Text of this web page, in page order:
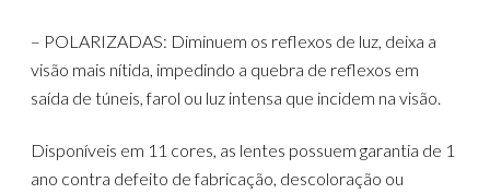
– POLARIZADAS: Diminuem os reflexos de luz, deixa a
visão mais nítida, impedindo a quebra de reflexos em
saída de túneis, farol ou luz intensa que incidem na visão.
Disponíveis em 11 cores, as lentes possuem garantia de 1
ano contra defeito de fabricação, descoloração ou